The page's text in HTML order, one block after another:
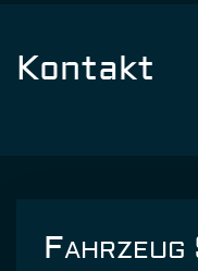
Kontakt
FAHRZEUG